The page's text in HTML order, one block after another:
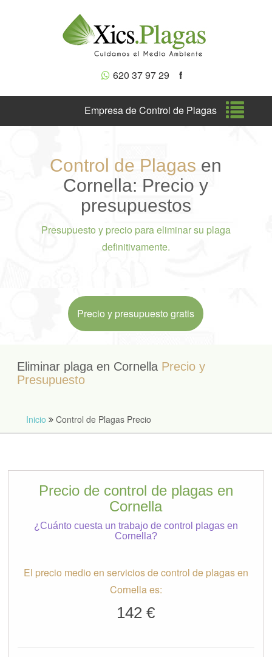
620 37 97 29 f
Empresa de Control de Plagas
Control de Plagas en
Cornella: Precio y
presupuestos
Presupuesto y precio para eliminar su plaga
definitivamente.
Precio y presupuesto gratis
Eliminar plaga en Cornella Precio y
Presupuesto
Inicio Control de Plagas Precio
Precio de control de plagas en
Cornella
¿Cuánto cuesta un trabajo de control plagas en
Cornella?
El precio medio en servicios de control de plagas en
Cornella es:
142 €